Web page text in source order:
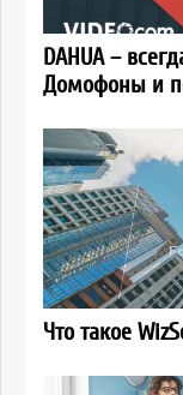
DAHUA –
Домофоны и
Что такое